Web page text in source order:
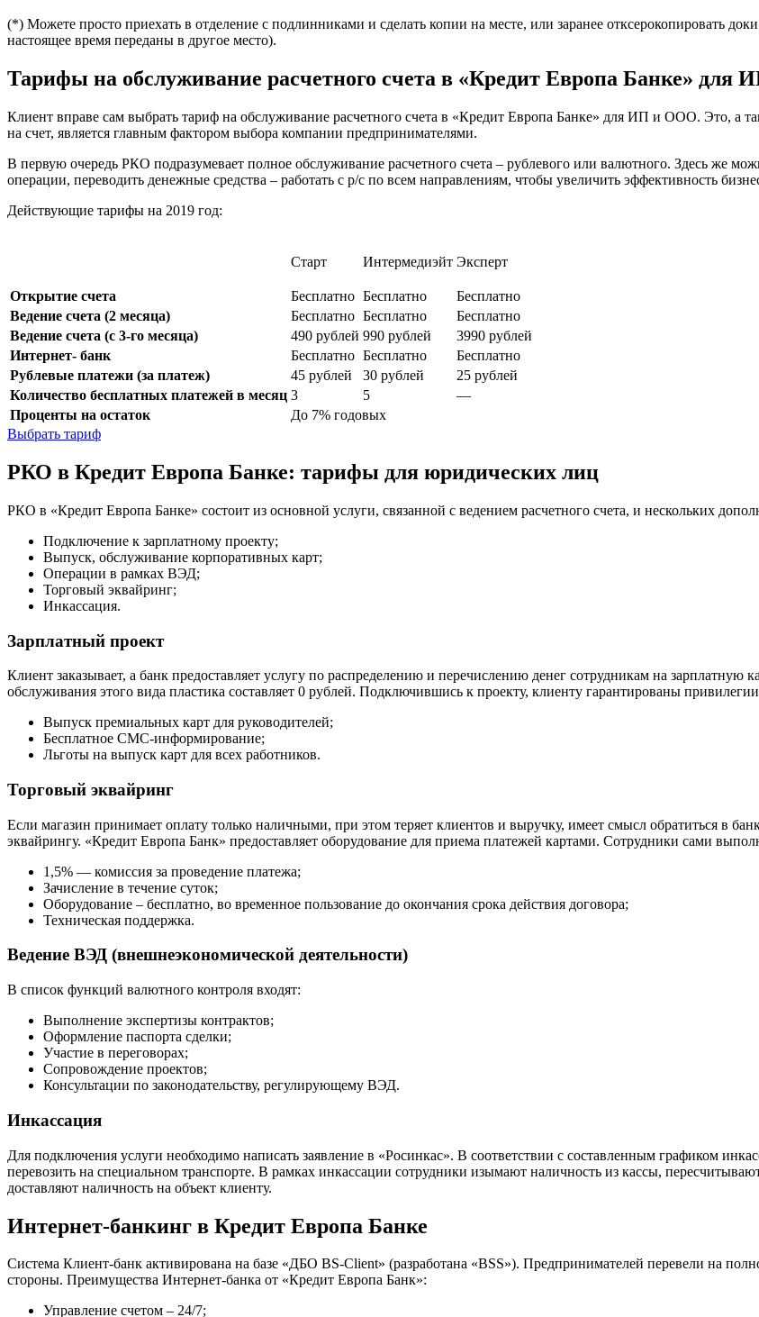
(*) Можете просто приехать в отделение с подлинниками и сделать копии на месте, или заранее отксерокопировать
настоящее время переданы в другое место).
Тарифы на обслуживание расчетного счета в «Кредит Европа Банке» для
Клиент вправе сам выбрать тариф на обслуживание расчетного счета в «Кредит Европа Банке» для ИП и ООО. Это, а
на счет, является главным фактором выбора компании предпринимателями.
В первую очередь РКО подразумевает полное обслуживание расчетного счета – рублевого или валютного. Здесь же
операции, переводить денежные средства – работать с р/с по всем направлениям, чтобы увеличить эффективность
Действующие тарифы на 2019 год:
Старт Интермедиэйт Эксперт
Открытие счета Бесплатно Бесплатно
Бесплатно
Ведение счета (2 месяца)
Бесплатно Бесплатно
Бесплатно
Ведение счета (с 3-го месяца)
490 рублей 990 рублей
3990 рублей
Интернет- банк
Бесплатно Бесплатно
Бесплатно
Рублевые платежи (за платеж)
45 рублей 30 рублей
25 рублей
Количество бесплатных платежей в месяц 3 5
—
Проценты на остаток
До 7% годовых
Выбрать тариф
РКО в Кредит Европа Банке: тарифы для юридических лиц
РКО в «Кредит Европа Банке» состоит из основной услуги, связанной с ведением расчетного счета, и нескольких
Подключение к зарплатному проекту;
Выпуск, обслуживание корпоративных карт;
Операции в рамках ВЭД;
Торговый эквайринг;
Инкассация.
Зарплатный проект
Клиент заказывает, а банк предоставляет услугу по распределению и перечислению денег сотрудникам на зарплатную
обслуживания этого вида пластика составляет 0 рублей. Подключившись к проекту, клиенту гарантированы
Выпуск премиальных карт для руководителей;
Бесплатное СМС-информирование;
Льготы на выпуск карт для всех работников.
Торговый эквайринг
Если магазин принимает оплату только наличными, при этом теряет клиентов и выручку, имеет смысл обратиться в
эквайрингу. «Кредит Европа Банк» предоставляет оборудование для приема платежей картами. Сотрудники сами
1,5% — комиссия за проведение платежа;
Зачисление в течение суток;
Оборудование – бесплатно, во временное пользование до окончания срока действия договора;
Техническая поддержка.
Ведение ВЭД (внешнеэкономической деятельности)
В список функций валютного контроля входят:
Выполнение экспертизы контрактов;
Оформление паспорта сделки;
Участие в переговорах;
Сопровождение проектов;
Консультации по законодательству, регулирующему ВЭД.
Инкассация
Для подключения услуги необходимо написать заявление в «Росинкас». В соответствии с составленным графиком
перевозить на специальном транспорте. В рамках инкассации сотрудники изымают наличность из кассы,
доставляют наличность на объект клиенту.
Интернет-банкинг в Кредит Европа Банке
Система Клиент-банк активирована на базе «ДБО BS-Client» (разработана «BSS»). Предпринимателей перевели на
стороны. Преимущества Интернет-банка от «Кредит Европа Банк»:
Управление счетом – 24/7;